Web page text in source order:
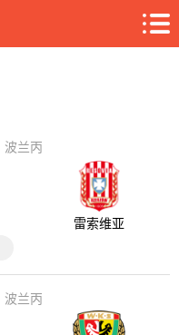
波兰丙
雷索维亚
波兰丙